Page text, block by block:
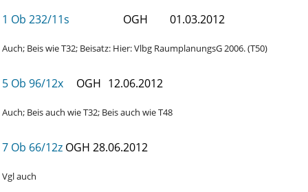
1 Ob 232/11s OGH 01.03.2012
Auch; Beis wie T32; Beisatz: Hier: Vlbg RaumplanungsG 2006. (T50)
5 Ob 96/12x OGH 12.06.2012
Auch; Beis auch wie T32; Beis auch wie T48
7 Ob 66/12z OGH 28.06.2012
Vgl auch